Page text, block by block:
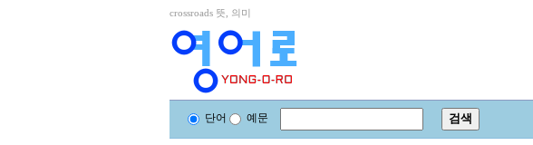
crossroads 뜻, 의미
단어 예문